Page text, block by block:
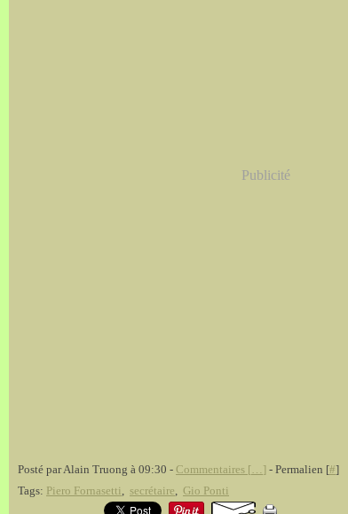
Publicité
Posté par Alain Truong à 09:30 - Commentaires [… ] - Permalien [#]
Tags: Piero Fornasetti, secrétaire, Gio Ponti